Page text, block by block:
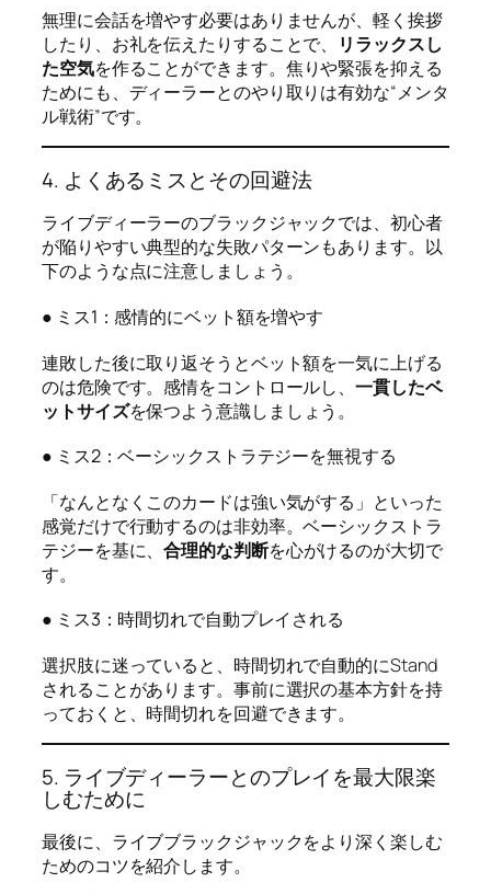
無理に会話を増やす必要はありませんが、軽く挨拶
したり、お礼を伝えたりすることで、
リラックスし
た空気を作ることができます。焦りや緊張を抑える
ためにも、ディーラーとのやり取りは有効な“メンタ
ル戦術”です。
4. よくあるミスとその回避法
ライブディーラーのブラックジャックでは、初心者
が陥りやすい典型的な失敗パターンもあります。以
下のような点に注意しましょう。
● ミス1：感情的にベット額を増やす
連敗した後に取り返そうとベット額を一気に上げる
のは危険です。感情をコントロールし、一貫したベ
ットサイズを保つよう意識しましょう。
● ミス2：ベーシックストラテジーを無視する
「なんとなくこのカードは強い気がする」といった
感覚だけで行動するのは非効率。ベーシックストラ
テジーを基に、合理的な判断を心がけるのが大切で
す。
● ミス3：時間切れで自動プレイされる
選択肢に迷っていると、時間切れで自動的にStand
されることがあります。事前に選択の基本方針を持
っておくと、時間切れを回避できます。
5. ライブディーラーとのプレイを最大限楽
しむために
最後に、ライブブラックジャックをより深く楽しむ
ためのコツを紹介します。